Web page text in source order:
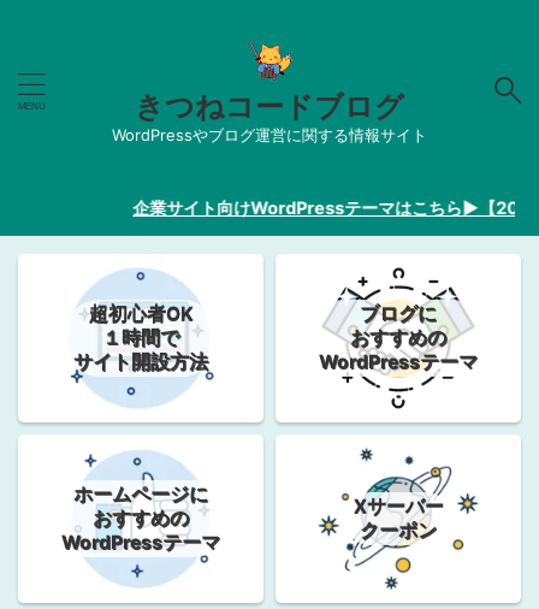
きつねコードブログ
WordPressやブログ運営に関する情報サイト
企業サイト向けWordPressテーマはこちら▶︎【2026最
超初心者OK
１時間で
サイト開設方法
ブログに
おすすめの
WordPressテーマ
ホームページに
おすすめの
WordPressテーマ
Xサーバー
クーポン